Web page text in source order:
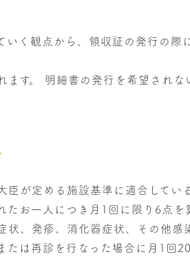
く観点から、領収証の発行の際
す。 明細書の発行を希望され
が定める施設基準に適合してい
お一人につき月1回に限り6点を
、発疹、消化器症状、その他感
は再診を行なった場合に月1回20